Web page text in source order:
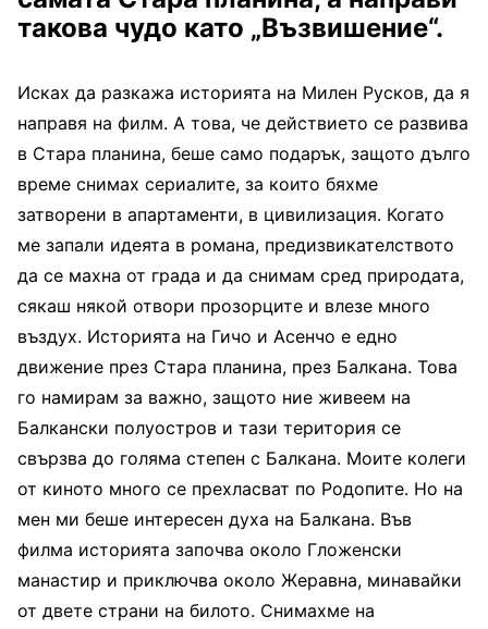
такова чудо като „Възвишение“.
Исках да разкажа историята на Милен Русков, да я
направя на филм. А това, че действието се развива
в Стара планина, беше само подарък, защото дълго
време снимах сериалите, за които бяхме
затворени в апартаменти, в цивилизация. Когато
ме запали идеята в романа, предизвикателството
да се махна от града и да снимам сред природата,
сякаш някой отвори прозорците и влезе много
въздух. Историята на Гичо и Асенчо е едно
движение през Стара планина, през Балкана. Това
го намирам за важно, защото ние живеем на
Балкански полуостров и тази територия се
свързва до голяма степен с Балкана. Моите колеги
от киното много се прехласват по Родопите. Но на
мен ми беше интересен духа на Балкана. Във
филма историята започва около Гложенски
манастир и приключва около Жеравна, минавайки
от двете страни на билото. Снимахме на